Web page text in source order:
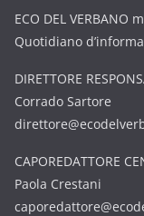
ECO DEL VERBANO
Quotidiano
DIRETTORE
Corrado Sartore
CAPOREDATTORE
Paola Crestani